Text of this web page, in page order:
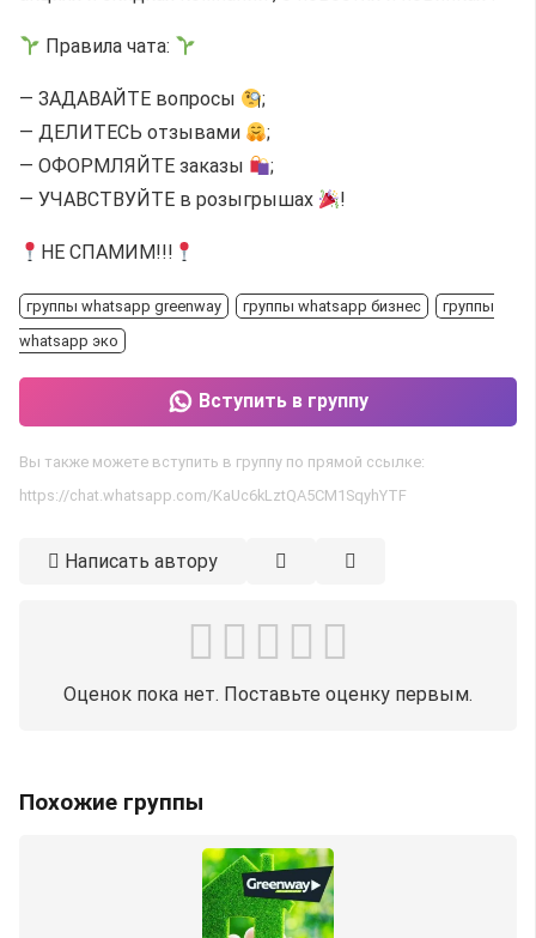
Правила чата:
— ЗАДАВАЙТЕ вопросы
;
— ДЕЛИТЕСЬ отзывами
;
— ОФОРМЛЯЙТЕ заказы
;
— УЧАВСТВУЙТЕ в розыгрышах
!
НЕ СПАМИМ!!!
группы whatsapp greenway группы whatsapp бизнес
группы
whatsapp эко
Вступить в группу
Вы также можете вступить в группу по прямой ссылке:
https://chat.whatsapp.com/KaUc6kLztQA5CM1SqyhYTF
Написать автору
Оценок пока нет. Поставьте оценку первым.
Похожие группы